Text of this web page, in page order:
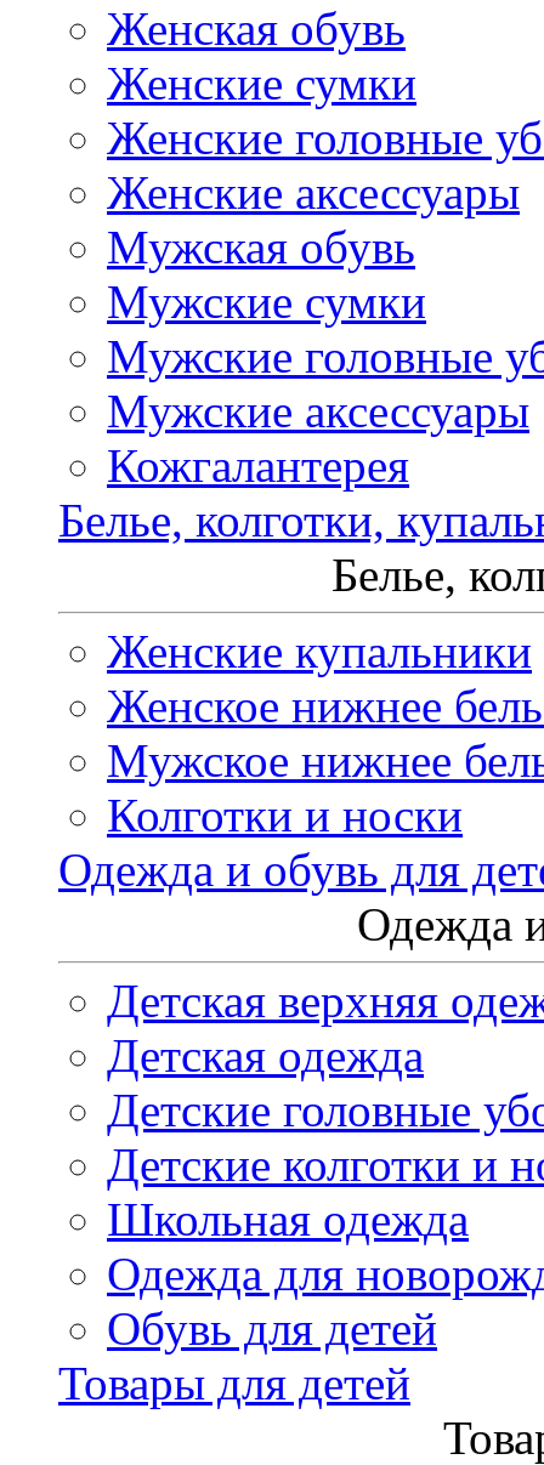
Женская обувь
Женские сумки
Женские головные
Женские аксессуары
Мужская обувь
Мужские сумки
Мужские головные
Мужские аксессуары
Кожгалантерея
Белье, колготки,
Белье,
Женские купальники
Женское нижнее
Мужское нижнее
Колготки и носки
Одежда и обувь для
Одежда
Детская верхняя
Детская одежда
Детские головные
Детские колготки и
Школьная одежда
Одежда для
Обувь для детей
Товары для детей